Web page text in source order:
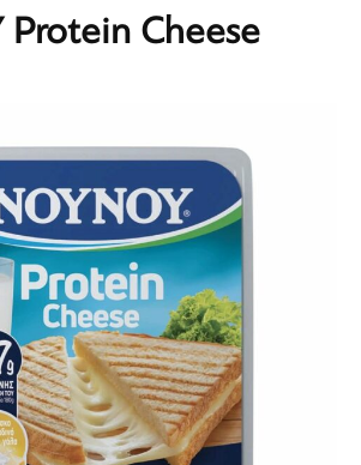
Cheese